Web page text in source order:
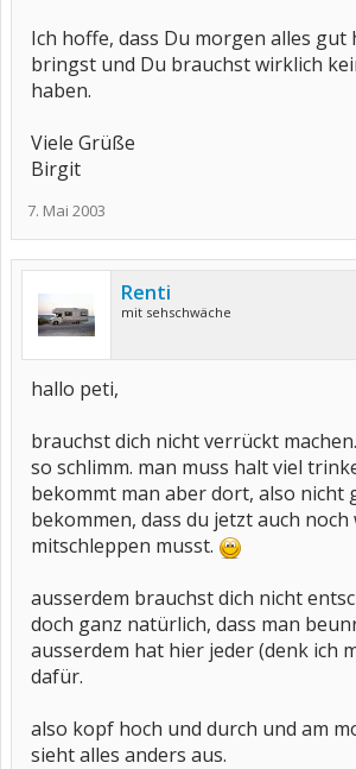
Ich hoffe, dass Du morgen alles
bringst und Du brauchst wirklich
haben.
Viele Grüße
Birgit
7. Mai 2003
Renti
mit sehschwäche
hallo peti,
brauchst dich nicht verrückt
so schlimm. man muss halt viel
bekommt man aber dort, also nicht
bekommen, dass du jetzt auch
mitschleppen musst.
ausserdem brauchst dich nicht
doch ganz natürlich, dass man
ausserdem hat hier jeder (denk ich
dafür.
also kopf hoch und durch und am
sieht alles anders aus.